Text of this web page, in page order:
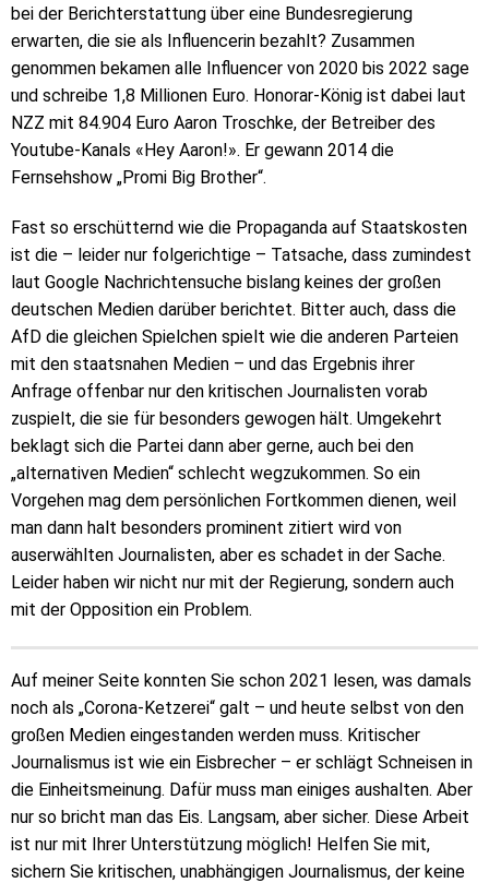
bei der Berichterstattung über eine Bundesregierung
erwarten, die sie als Influencerin bezahlt? Zusammen
genommen bekamen alle Influencer von 2020 bis 2022 sage
und schreibe 1,8 Millionen Euro. Honorar-König ist dabei laut
NZZ mit 84.904 Euro Aaron Troschke, der Betreiber des
Youtube-Kanals «Hey Aaron!». Er gewann 2014 die
Fernsehshow „Promi Big Brother“.
Fast so erschütternd wie die Propaganda auf Staatskosten
ist die – leider nur folgerichtige – Tatsache, dass zumindest
laut Google Nachrichtensuche bislang keines der großen
deutschen Medien darüber berichtet. Bitter auch, dass die
AfD die gleichen Spielchen spielt wie die anderen Parteien
mit den staatsnahen Medien – und das Ergebnis ihrer
Anfrage offenbar nur den kritischen Journalisten vorab
zuspielt, die sie für besonders gewogen hält. Umgekehrt
beklagt sich die Partei dann aber gerne, auch bei den
„alternativen Medien“ schlecht wegzukommen. So ein
Vorgehen mag dem persönlichen Fortkommen dienen, weil
man dann halt besonders prominent zitiert wird von
auserwählten Journalisten, aber es schadet in der Sache.
Leider haben wir nicht nur mit der Regierung, sondern auch
mit der Opposition ein Problem.
Auf meiner Seite konnten Sie schon 2021 lesen, was damals
noch als „Corona-Ketzerei“ galt – und heute selbst von den
großen Medien eingestanden werden muss. Kritischer
Journalismus ist wie ein Eisbrecher – er schlägt Schneisen in
die Einheitsmeinung. Dafür muss man einiges aushalten. Aber
nur so bricht man das Eis. Langsam, aber sicher. Diese Arbeit
ist nur mit Ihrer Unterstützung möglich! Helfen Sie mit,
sichern Sie kritischen, unabhängigen Journalismus, der keine